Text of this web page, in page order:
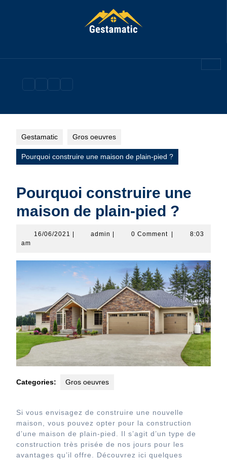
Gestamatic Gros oeuvres
Pourquoi construire une maison de plain-pied ?
Pourquoi construire une
maison de plain-pied ?
16/06/2021 16/06/2021
admin admin 0 Comment
8:03
am
Categories: Gros oeuvres
Si vous envisagez de construire une nouvelle
maison, vous pouvez opter pour la construction
d’une maison de plain-pied. Il s’agit d’un type de
construction très prisée de nos jours pour les
avantages qu’il offre. Découvrez ici quelques